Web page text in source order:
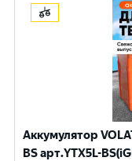
Аккумулятор
BS арт.YTX5L-